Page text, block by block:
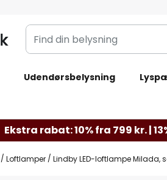
Find
din
Udendørsbelysning
Ekstra rabat: 10% fra 799 kr. |
Loftlamper Lindby LED-loftlampe Milada,